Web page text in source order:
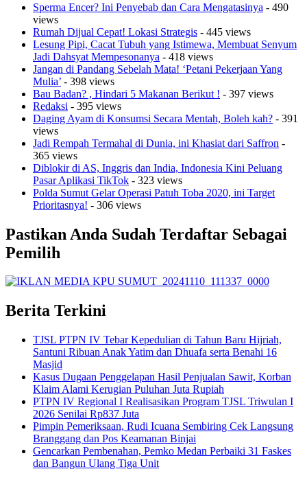
Sperma Encer? Ini Penyebab dan Cara Mengatasinya - 490
views
Rumah Dijual Cepat! Lokasi Strategis - 445 views
Lesung Pipi, Cacat Tubuh yang Istimewa, Membuat Senyum
Jadi Dahsyat Mempesonanya - 418 views
Jangan di Pandang Sebelah Mata! ‘Petani Pekerjaan Yang
Mulia’ - 398 views
Bau Badan? , Hindari 5 Makanan Berikut ! - 397 views
Redaksi - 395 views
Daging Ayam di Konsumsi Secara Mentah, Boleh kah? - 391
views
Jadi Rempah Termahal di Dunia, ini Khasiat dari Saffron -
365 views
Diblokir di AS, Inggris dan India, Indonesia Kini Peluang
Pasar Aplikasi TikTok - 323 views
Polda Sumut Gelar Operasi Patuh Toba 2020, ini Target
Prioritasnya! - 306 views
Pastikan Anda Sudah Terdaftar Sebagai
Pemilih
Berita Terkini
TJSL PTPN IV Tebar Kepedulian di Tahun Baru Hijriah,
Santuni Ribuan Anak Yatim dan Dhuafa serta Benahi 16
Masjid
Kasus Dugaan Penggelapan Hasil Penjualan Sawit, Korban
Klaim Alami Kerugian Puluhan Juta Rupiah
PTPN IV Regional I Realisasikan Program TJSL Triwulan I
2026 Senilai Rp837 Juta
Pimpin Pemeriksaan, Rudi Icuana Sembiring Cek Langsung
Branggang dan Pos Keamanan Binjai
Gencarkan Pembenahan, Pemko Medan Perbaiki 31 Faskes
dan Bangun Ulang Tiga Unit